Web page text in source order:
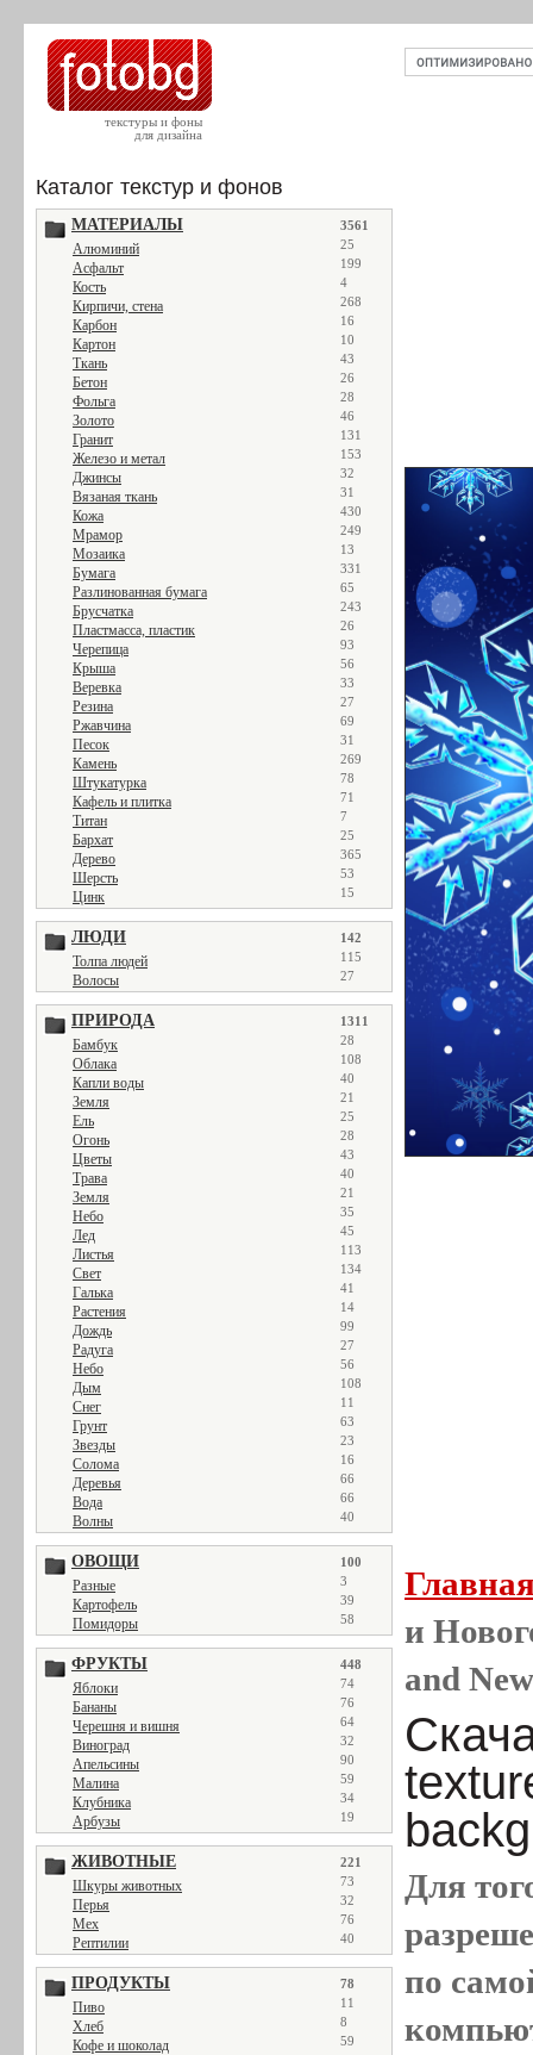
текстуры и фоны
для дизайна
Каталог текстур и фонов
МАТЕРИАЛЫ 3561
Алюминий 25
Асфальт 199
Кость 4
Кирпичи, стена 268
Карбон 16
Картон 10
Ткань 43
Бетон 26
Фольга 28
Золото 46
Гранит 131
Железо и метал 153
Джинсы 32
Вязаная ткань 31
Кожа 430
Мрамор 249
Мозаика 13
Бумага 331
Разлинованная бумага 65
Брусчатка 243
Пластмасса, пластик 26
Черепица 93
Крыша 56
Веревка 33
Резина 27
Ржавчина 69
Песок 31
Камень 269
Штукатурка 78
Кафель и плитка 71
Титан 7
Бархат 25
Дерево 365
Шерсть 53
Цинк 15
ЛЮДИ 142
Толпа людей 115
Волосы 27
ПРИРОДА 1311
Бамбук 28
Облака 108
Капли воды 40
Земля 21
Ель 25
Огонь 28
Цветы 43
Трава 40
Земля 21
Небо 35
Лед 45
Листья 113
Свет 134
Галька 41
Растения 14
Дождь 99
Радуга 27
Небо 56
Дым 108
Снег 11
Грунт 63
Звезды 23
Солома 16
Деревья 66
Вода 66
Волны 40
ОВОЩИ 100
Разные 3
Картофель 39
Помидоры 58
ФРУКТЫ 448
Яблоки 74
Бананы 76
Черешня и вишня 64
Виноград 32
Апельсины 90
Малина 59
Клубника 34
Арбузы 19
ЖИВОТНЫЕ 221
Шкуры животных 73
Перья 32
Мех 76
Рептилии 40
ПРОДУКТЫ 78
Пиво 11
Хлеб 8
Кофе и шоколад 59
и
and
Для
по